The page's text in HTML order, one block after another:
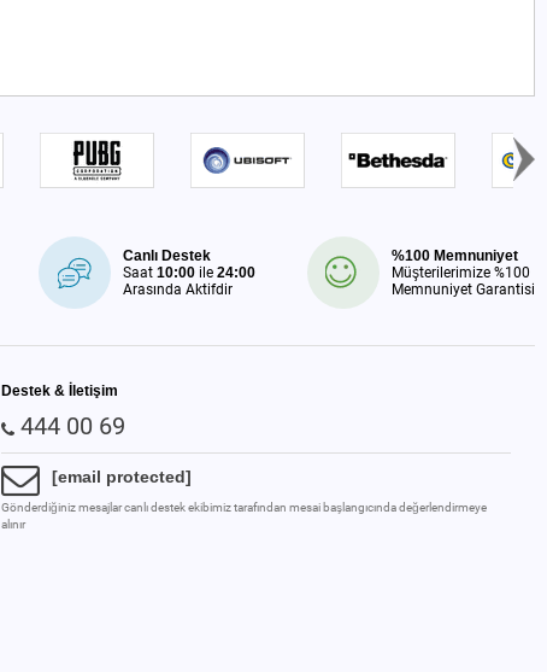
Canlı Destek
Saat10:00 ile24:00
Arasında Aktifdir
%100 Memnuniyet
Müşterilerimize %100
Memnuniyet Garantisi
Destek & İletişim
444 00 69
[email protected]
Gönderdiğiniz mesajlar canlı destek ekibimiz tarafından mesai başlangıcında değerlendirmeye
alınır